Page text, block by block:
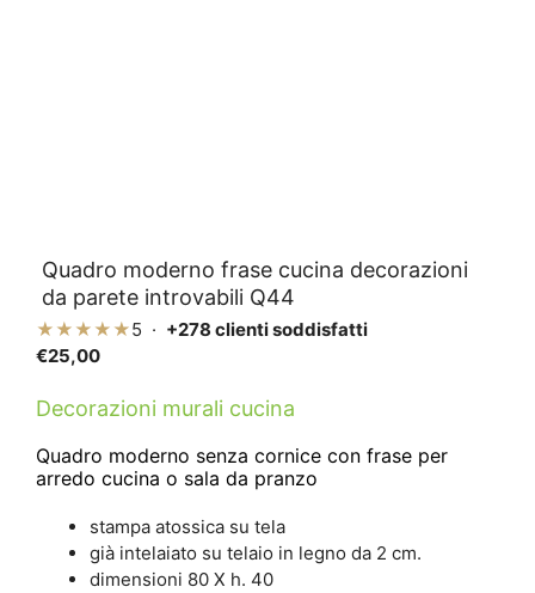
Quadro moderno frase cucina decorazioni
da parete introvabili Q44
★★★★★5 · +278 clienti soddisfatti
€25,00
Decorazioni murali cucina
Quadro moderno senza cornice con frase per
arredo cucina o sala da pranzo
stampa atossica su tela
già intelaiato su telaio in legno da 2 cm.
dimensioni 80 X h. 40